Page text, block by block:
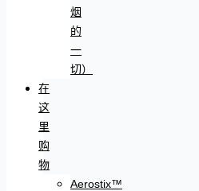
烟
的
一
切）
在
这
里
购
物
Aerostix™